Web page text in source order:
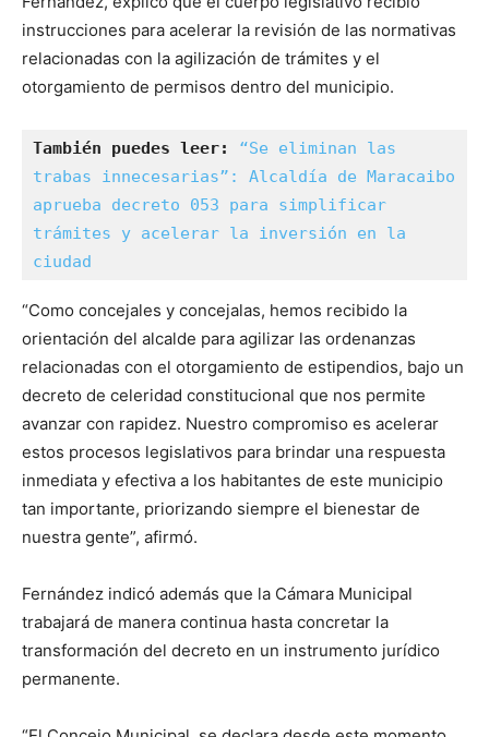
instrucciones para acelerar la revisión de las normativas
relacionadas con la agilización de trámites y el
otorgamiento de permisos dentro del municipio.
También puedes leer:
“Se eliminan las
trabas innecesarias”: Alcaldía de Maracaibo
aprueba decreto 053 para simplificar
trámites y acelerar la inversión en la
ciudad
“Como concejales y concejalas, hemos recibido la
orientación del alcalde para agilizar las ordenanzas
relacionadas con el otorgamiento de estipendios, bajo un
decreto de celeridad constitucional que nos permite
avanzar con rapidez. Nuestro compromiso es acelerar
estos procesos legislativos para brindar una respuesta
inmediata y efectiva a los habitantes de este municipio
tan importante, priorizando siempre el bienestar de
nuestra gente”, afirmó.
Fernández indicó además que la Cámara Municipal
trabajará de manera continua hasta concretar la
transformación del decreto en un instrumento jurídico
permanente.